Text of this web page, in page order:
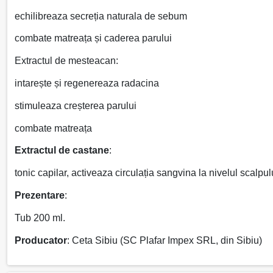
echilibreaza secreția naturala de sebum
combate matreața și caderea parului
Extractul de mesteacan:
intarește și regenereaza radacina
stimuleaza creșterea parului
combate matreața
Extractul de castane:
tonic capilar, activeaza circulația sangvina la nivelul
Prezentare:
Tub 200 ml.
Producator: Ceta Sibiu (SC Plafar Impex SRL, din Sibiu)